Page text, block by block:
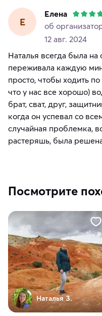
Е
Елена
об
12 авг. 2024
Наталья всегда была на
переживала каждую
просто, чтобы ходить
что у нас все хорошо)
брат, сват, друг,
когда он успевал со
случайная проблемка,
растеряшь, была
Посмотрите
Наталья З.